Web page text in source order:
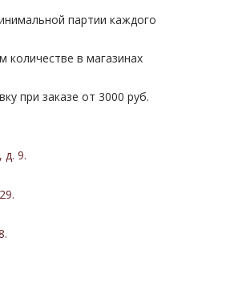
партии каждого
количестве в магазинах
при заказе от 3000 руб.
, д. 9.
.
.